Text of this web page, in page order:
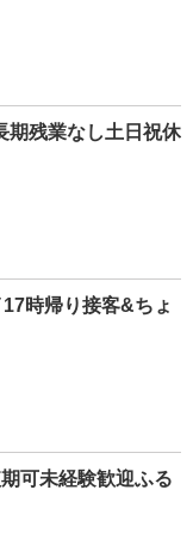
期残業なし土日祝休
時帰り接客&ちょ
可未経験歓迎ふる